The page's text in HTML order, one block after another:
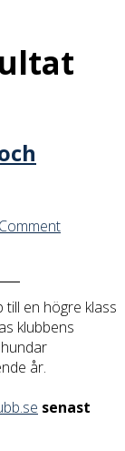
en högre klass
klubbens
år.
senast